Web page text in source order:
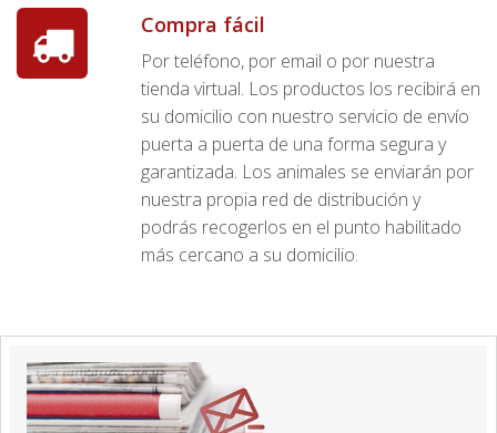
Compra fácil
Por teléfono, por email o por nuestra
tienda virtual. Los productos los recibirá en
su domicilio con nuestro servicio de envío
puerta a puerta de una forma segura y
garantizada. Los animales se enviarán por
nuestra propia red de distribución y
podrás recogerlos en el punto habilitado
más cercano a su domicilio.